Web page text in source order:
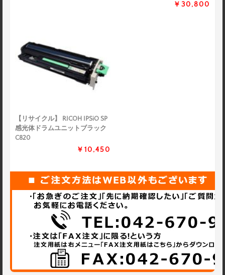
￥30,800
【リサイクル】 RICOH IPSiO SP
感光体ドラムユニットブラック
C820
￥10,450